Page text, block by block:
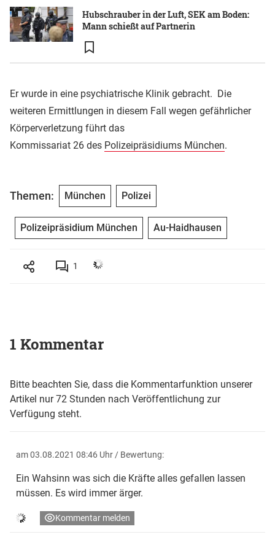
Hubschrauber in der Luft, SEK am Boden:
Mann schießt auf Partnerin
Er wurde in eine psychiatrische Klinik gebracht. Die
weiteren Ermittlungen in diesem Fall wegen gefährlicher
Körperverletzung führt das
Kommissariat 26 des Polizeipräsidiums München.
Themen: München Polizei
Polizeipräsidium München Au-Haidhausen
1
1 Kommentar
Bitte beachten Sie, dass die Kommentarfunktion unserer
Artikel nur 72 Stunden nach Veröffentlichung zur
Verfügung steht.
am 03.08.2021 08:46 Uhr / Bewertung:
Ein Wahsinn was sich die Kräfte alles gefallen lassen
müssen. Es wird immer ärger.
Kommentar melden